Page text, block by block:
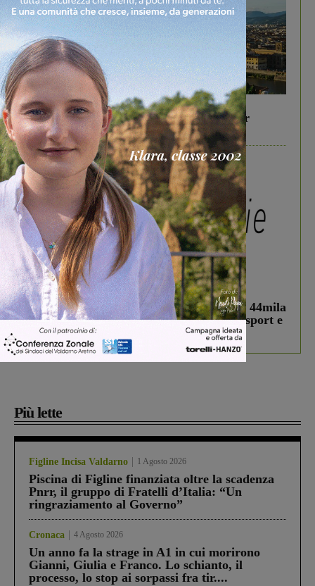
In vetrina 6 Agosto 2026
Gita di famiglia a Firenze: 5 idee per far
divertire i tuoi figli
In vetrina 3 Agosto 2026
Estra Notizie agosto: Smart Cities, oltre 44mila
studenti coinvolti, torna il bando per lo sport e
debutta il podcast Estrair
Più lette
Figline Incisa Valdarno 1 Agosto 2026
Piscina di Figline finanziata oltre la scadenza
Pnrr, il gruppo di Fratelli d’Italia: “Un
ringraziamento al Governo”
Cronaca 4 Agosto 2026
Un anno fa la strage in A1 in cui morirono
Gianni, Giulia e Franco. Lo schianto, il
processo, lo stop ai sorpassi fra tir....